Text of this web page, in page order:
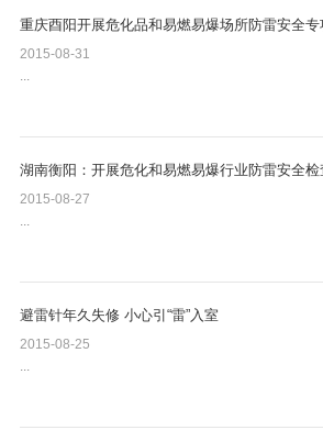
重庆酉阳开展危化品和易燃易爆场所防雷安全专
2015-08-31
湖南衡阳：开展危化和易燃易爆行业防雷安全检
2015-08-27
避雷针年久失修 小心引“雷”入室
2015-08-25